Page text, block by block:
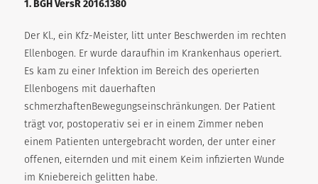
1. BGH VersR 2016.1380
Der Kl., ein Kfz-Meister, litt unter Beschwerden im rechten
Ellenbogen. Er wurde daraufhin im Krankenhaus operiert.
Es kam zu einer Infektion im Bereich des operierten
Ellenbogens mit dauerhaften
schmerzhaftenBewegungseinschränkungen. Der Patient
trägt vor, postoperativ sei er in einem Zimmer neben
einem Patienten untergebracht worden, der unter einer
offenen, eiternden und mit einem Keim infizierten Wunde
im Kniebereich gelitten habe.